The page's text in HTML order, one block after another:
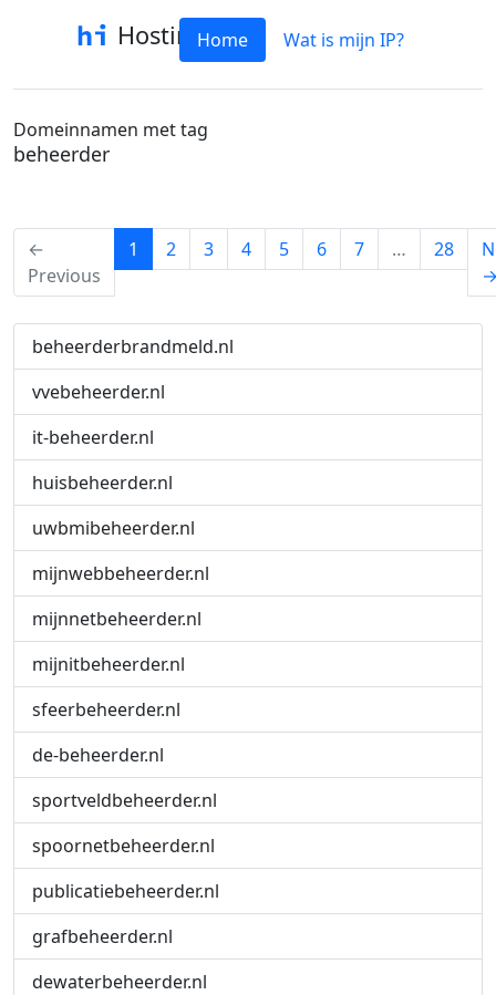
HostinfoHome Wat is mijn IP?
Domeinnamen met tag
beheerder
←
Previous
1 (current)
2 3 4 5 6 7 … 28
beheerderbrandmeld.nl
vvebeheerder.nl
it-beheerder.nl
huisbeheerder.nl
uwbmibeheerder.nl
mijnwebbeheerder.nl
mijnnetbeheerder.nl
mijnitbeheerder.nl
sfeerbeheerder.nl
de-beheerder.nl
sportveldbeheerder.nl
spoornetbeheerder.nl
publicatiebeheerder.nl
grafbeheerder.nl
dewaterbeheerder.nl